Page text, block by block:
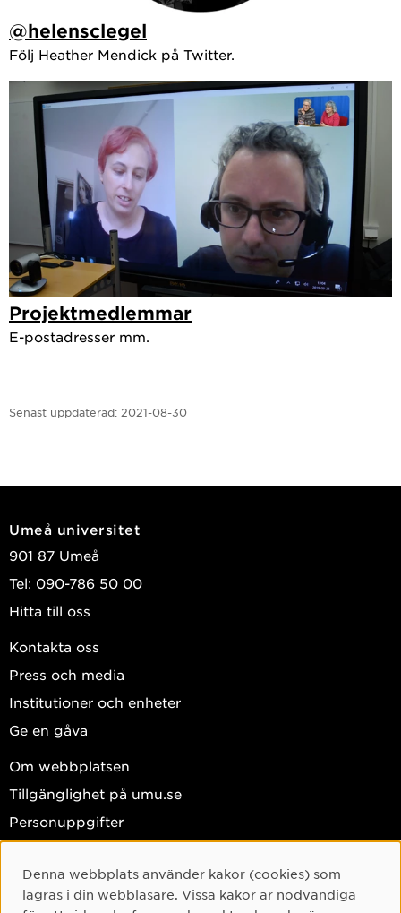
@helensclegel
Följ Heather Mendick på Twitter.
Projektmedlemmar
E-postadresser mm.
Senast uppdaterad: 2021-08-30
Umeå universitet
901 87 Umeå
Tel: 090-786 50 00
Hitta till oss
Kontakta oss
Press och media
Institutioner och enheter
Ge en gåva
Om webbplatsen
Tillgänglighet på umu.se
Personuppgifter
Cookie-samtycke
Denna webbplats använder kakor (cookies) som
lagras i din webbläsare. Vissa kakor är nödvändiga